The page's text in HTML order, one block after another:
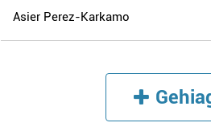
Asier Perez-Karkamo